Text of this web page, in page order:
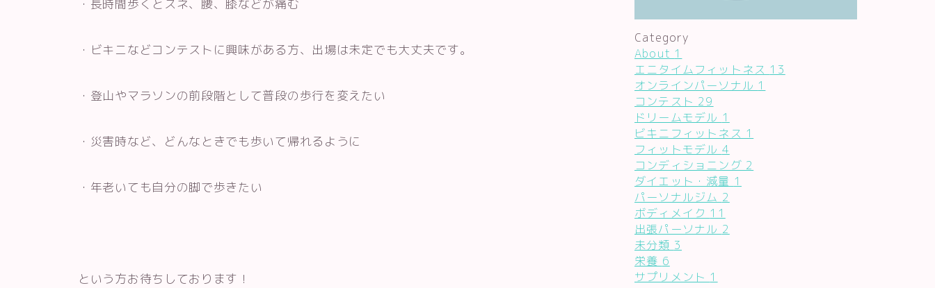
・長時間歩くとスネ、腰、膝などが痛む
・ビキニなどコンテストに興味がある方、出場は未定でも大丈夫です。
・登山やマラソンの前段階として普段の歩行を変えたい
・災害時など、どんなときでも歩いて帰れるように
・年老いても自分の脚で歩きたい
という方お待ちしております！
Category
About 1
エニタイムフィットネス 13
オンラインパーソナル 1
コンテスト 29
ドリームモデル 1
ビキニフィットネス 1
フィットモデル 4
コンディショニング 2
ダイエット・減量 1
パーソナルジム 2
ボディメイク 11
出張パーソナル 2
未分類 3
栄養 6
サプリメント 1